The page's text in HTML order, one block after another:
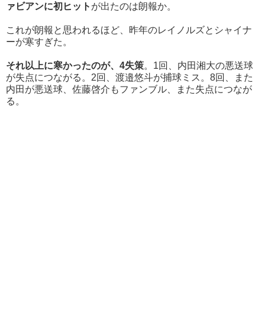
ァビアンに初ヒット が出たのは朗報か。
これが朗報と思われるほど、昨年のレイノルズとシャイナ
ーが寒すぎた。
それ以上に寒かったのが、4失策。1回、内田湘大の悪送球
が失点につながる。2回、渡邉悠斗が捕球ミス。8回、また
内田が悪送球、佐藤啓介もファンブル、また失点につなが
る。